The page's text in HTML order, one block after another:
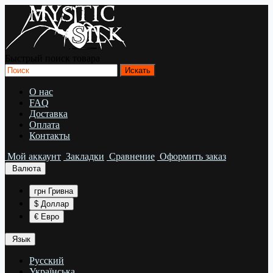
О нас
FAQ
Доставка
Оплата
Контакты
Мой аккаунт Закладки Сравнение Оформить заказ
Валюта
грн Гривна
$ Доллар
€ Евро
Язык
Русский